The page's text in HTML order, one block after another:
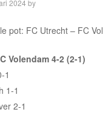
2024 by
pot: FC Utrecht – FC
Volendam 4-2 (2-1)
1
1-1
2-1